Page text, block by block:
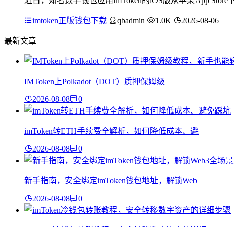
imtoken正版钱包下载 qbadmin 1.0K 2026-08-06
最新文章
IMToken上Polkadot（DOT）质押保姆级
2026-08-08 0
imToken转ETH手续费全解析，如何降低成本、避
2026-08-08 0
新手指南，安全绑定imToken钱包地址，解锁Web
2026-08-08 0